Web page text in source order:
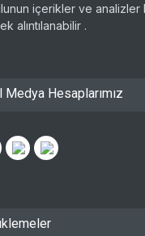
içerikler ve analizler
alıntılanabilir .
Medya Hesaplarımız